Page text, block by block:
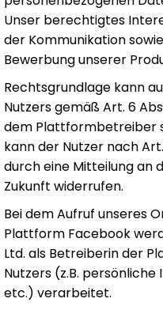
Unser berechtigtes
der Kommunikation
Bewerbung unserer
Rechtsgrundlage kann
Nutzers gemäß Art. 6
dem Plattformbetreiber
kann der Nutzer nach
durch eine Mitteilung an
Zukunft widerrufen.
Bei dem Aufruf unseres
Plattform Facebook
Ltd. als Betreiberin der
Nutzers (z.B.
etc.) verarbeitet.